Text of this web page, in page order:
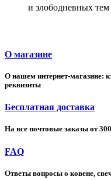
и злободневных
О магазине
О нашем интернет-магазине:
реквизиты
Бесплатная доставка
На все почтовые заказы от
FAQ
Ответы вопросы о ковене,